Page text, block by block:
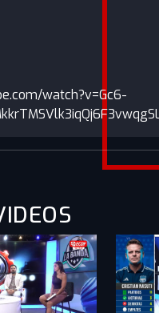
watch?v=Gc6-